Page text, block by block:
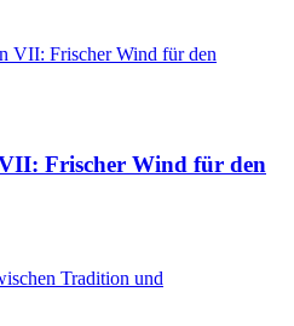
Frischer Wind für den